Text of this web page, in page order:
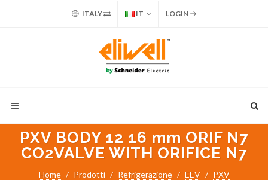
ITALY IT LOGIN
PXV BODY 12 16 mm ORIF N7
CO2VALVE WITH ORIFICE N7
Home Prodotti Refrigerazione EEV PXV